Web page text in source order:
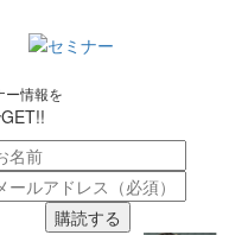
ー情報を
購読する